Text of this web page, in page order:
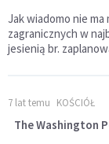
Jak wiadomo nie
zagranicznych w
jesienią br.
7 lat temu KOŚCIÓŁ
The Washington